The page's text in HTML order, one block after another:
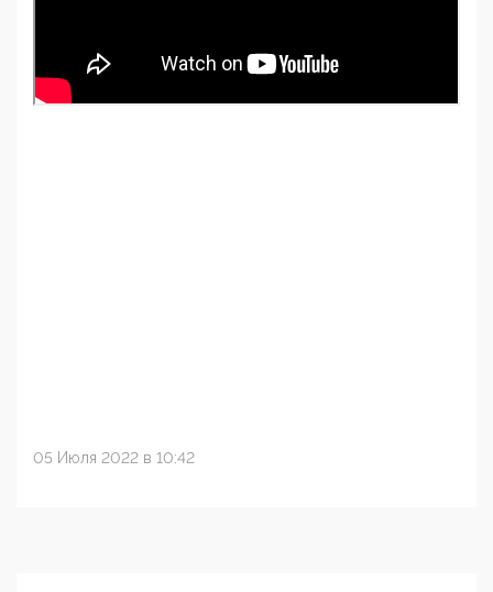
05 Июля 2022 в 10:42